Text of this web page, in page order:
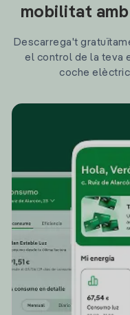
mobilitat
Descarrega't
el control de la teva
coche elèctric